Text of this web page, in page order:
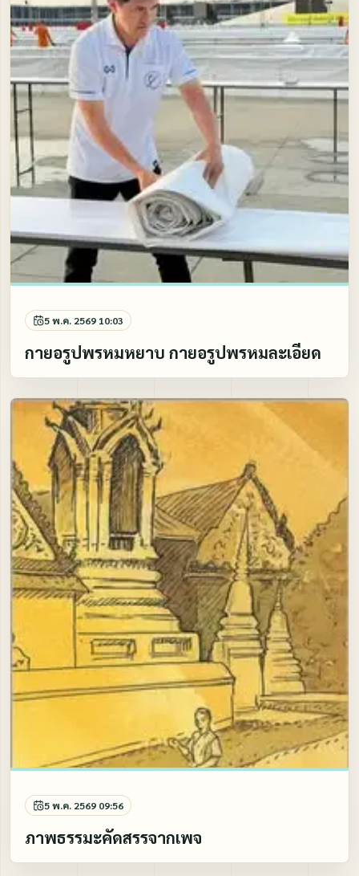
5 พ.ค. 2569 10:03
กายอรูปพรหมหยาบ กายอรูปพรหมละเอียด
5 พ.ค. 2569 09:56
ภาพธรรมะคัดสรรจากเพจ